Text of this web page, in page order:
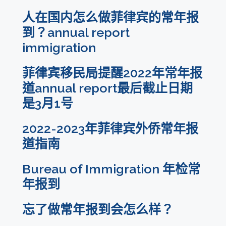
人在国内怎么做菲律宾的常年报
到？annual report
immigration
菲律宾移民局提醒2022年常年报
道annual report最后截止日期
是3月1号
2022-2023年菲律宾外侨常年报
道指南
Bureau of Immigration 年检常
年报到
忘了做常年报到会怎么样？